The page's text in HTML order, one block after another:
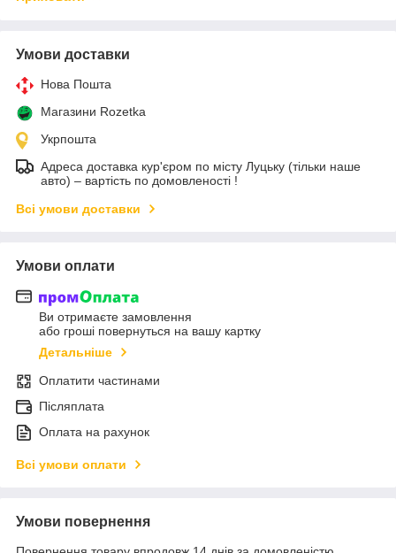
Умови доставки
Нова Пошта
Магазини Rozetka
Укрпошта
Адреса доставка кур'єром по місту Луцьку (тільки наше
авто) – вартість по домовленості !
Всі умови доставки
Умови оплати
Ви отримаєте замовлення
або гроші повернуться на вашу картку
Детальніше
Оплатити частинами
Післяплата
Оплата на рахунок
Всі умови оплати
Умови повернення